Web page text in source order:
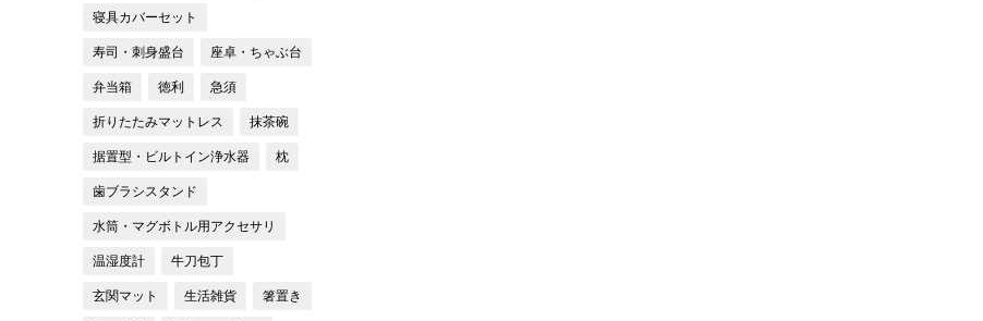
寝具カバーセット
寿司・刺身盛台 座卓・ちゃぶ台
弁当箱 徳利 急須
折りたたみマットレス 抹茶碗
据置型・ビルトイン浄水器 枕
歯ブラシスタンド
水筒・マグボトル用アクセサリ
温湿度計 牛刀包丁
玄関マット 生活雑貨 箸置き